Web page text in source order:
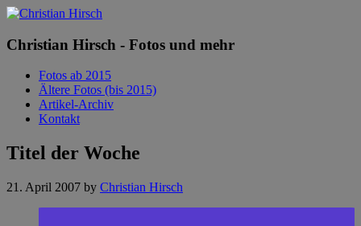
Christian Hirsch - Fotos und mehr
Fotos ab 2015
Ältere Fotos (bis 2015)
Artikel-Archiv
Kontakt
Titel der Woche
21. April 2007 by Christian Hirsch